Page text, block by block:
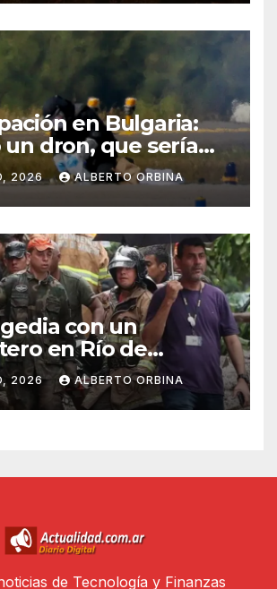
en Bulgaria:
dron, que sería
cerca de un
en la frontera con
2026 ALBERTO ORBINA
con un
en Río de
murieron el piloto,
su hija y la nieta
panorámico
2026 ALBERTO ORBINA
de Tecnología y Finanzas